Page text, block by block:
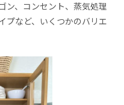
ン、コンセント、蒸気処理
プなど、いくつかのバリエ